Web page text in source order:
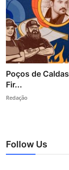
Poços de
Fir...
Redação
Follow Us